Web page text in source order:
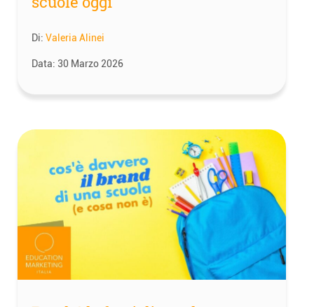
Di: Valeria Alinei
Data: 30 Marzo 2026